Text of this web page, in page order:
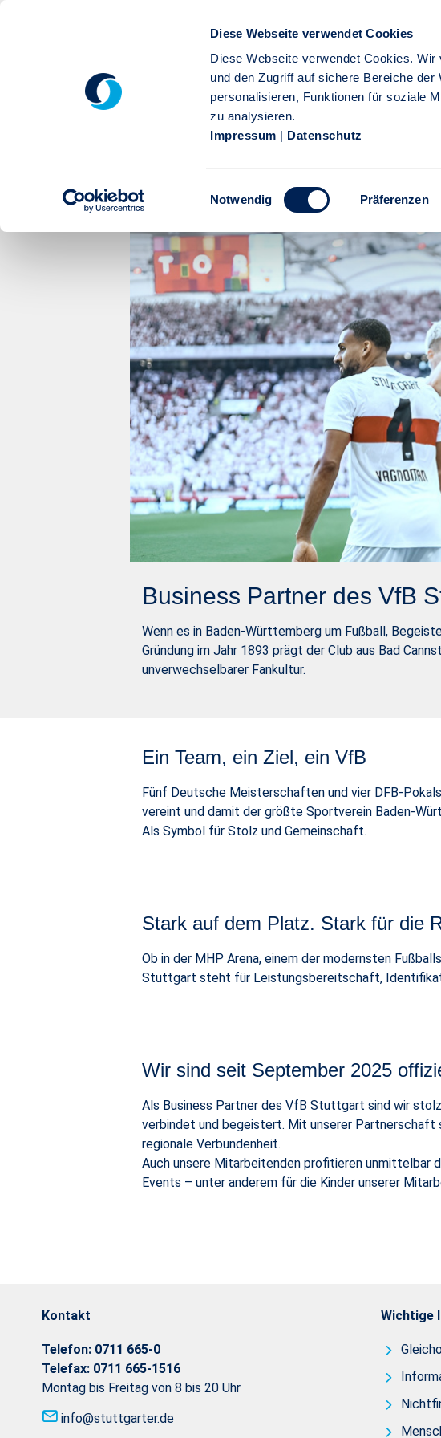
Diese Webseite verwendet Cookies
Diese Webseite verwendet Cookies.
und den Zugriff auf sichere Bereiche
personalisieren, Funktionen für soziale
zu analysieren.
Impressum | Datenschutz
Einwilligungsauswahl
Notwendig Präferenzen
Firmenkunden Service Karriere
Stuttgarter Versicherung I
Business Partner des VfB
Wenn es in Baden-Württemberg um Fußball,
Gründung im Jahr 1893 prägt der Club aus Bad
unverwechselbarer Fankultur.
Ein Team, ein Ziel, ein VfB
Fünf Deutsche Meisterschaften und vier DFB-
vereint und damit der größte Sportverein Baden-
Als Symbol für Stolz und Gemeinschaft.
Stark auf dem Platz. Stark für die
Ob in der MHP Arena, einem der modernsten
Stuttgart steht für Leistungsbereitschaft,
Wir sind seit September 2025
Als Business Partner des VfB Stuttgart sind wir
verbindet und begeistert. Mit unserer Partnerschaft
regionale Verbundenheit.
Auch unsere Mitarbeitenden profitieren unmittelbar
Events – unter anderem für die Kinder unserer
Kontakt
Telefon: 0711 665-0
Telefax: 0711 665-1516
Montag bis Freitag von 8 bis 20 Uhr
info@stuttgarter.de
Wichtige